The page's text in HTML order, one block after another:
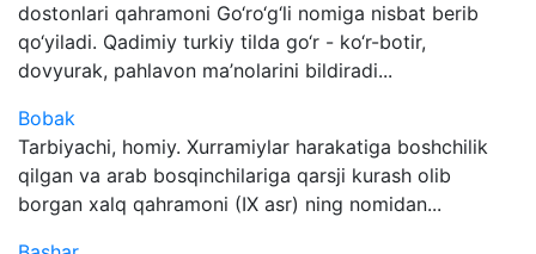
dostonlari qahramoni Go‘ro‘g‘li nomiga nisbat berib
qo‘yiladi. Qadimiy turkiy tilda go‘r - ko‘r-botir,
dovyurak, pahlavon ma’nolarini bildiradi...
Bobak
Tarbiyachi, homiy. Xurramiylar harakatiga boshchilik
qilgan va arab bosqinchilariga qarsji kurash olib
borgan xalq qahramoni (IX asr) ning nomidan...